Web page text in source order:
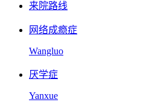
来院路线
网络成瘾症
Wangluo
厌学症
Yanxue